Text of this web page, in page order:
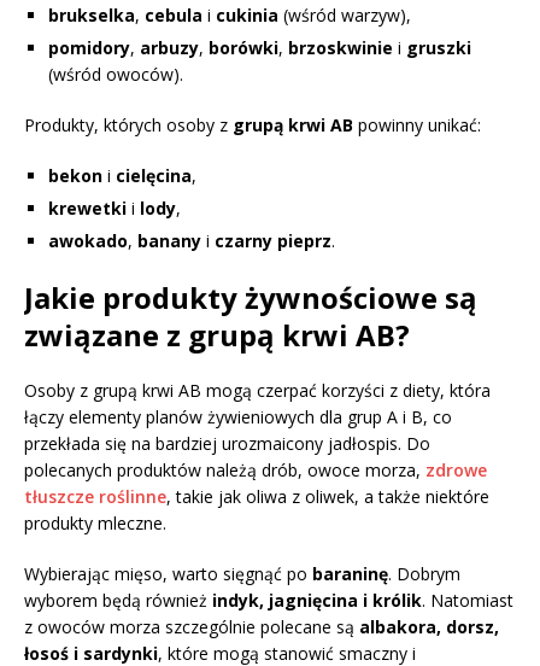
brukselka, cebula i cukinia (wśród warzyw),
pomidory, arbuzy, borówki, brzoskwinie i gruszki
(wśród owoców).
Produkty, których osoby z grupą krwi AB powinny unikać:
bekon i cielęcina,
krewetki i lody,
awokado, banany i czarny pieprz.
Jakie produkty żywnościowe są
związane z grupą krwi AB?
Osoby z grupą krwi AB mogą czerpać korzyści z diety, która
łączy elementy planów żywieniowych dla grup A i B, co
przekłada się na bardziej urozmaicony jadłospis. Do
polecanych produktów należą drób, owoce morza, zdrowe
tłuszcze roślinne, takie jak oliwa z oliwek, a także niektóre
produkty mleczne.
Wybierając mięso, warto sięgnąć po baraninę. Dobrym
wyborem będą również indyk, jagnięcina i królik. Natomiast
z owoców morza szczególnie polecane są albakora, dorsz,
łosoś i sardynki, które mogą stanowić smaczny i